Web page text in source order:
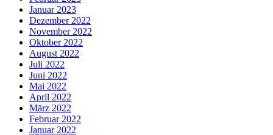
Januar 2023
Dezember 2022
November 2022
Oktober 2022
August 2022
Juli 2022
Juni 2022
Mai 2022
April 2022
März 2022
Februar 2022
Januar 2022